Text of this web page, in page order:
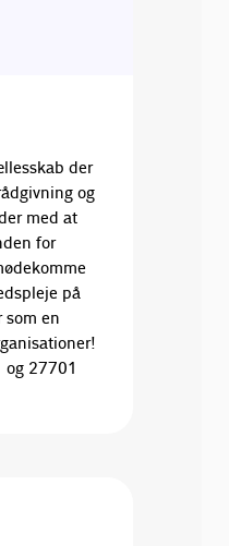
der
og
med at
for
på
som en
og 27701